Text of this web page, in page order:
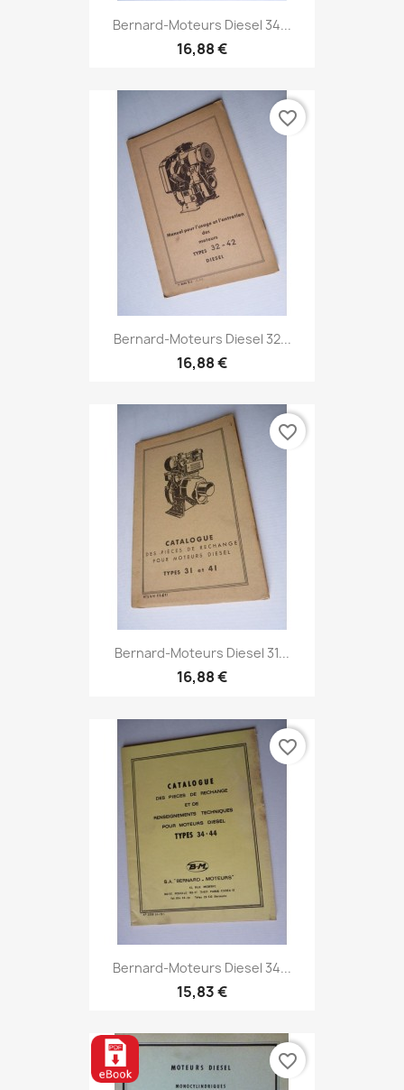
Bernard-Moteurs Diesel 34...
16,88 €
Bernard-Moteurs Diesel 32...
16,88 €
favorite_border
Bernard-Moteurs Diesel 31...
16,88 €
favorite_border
Bernard-Moteurs Diesel 34...
15,83 €
favorite_border
favorite_border